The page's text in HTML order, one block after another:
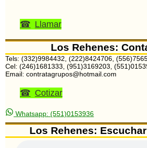
Llamar
Los Rehenes:
Tels: (332)9984432, (222)8424706,
Cel: (246)1681333, (951)3169203,
Email: contratagrupos@hotmail.com
Cotizar
Whatsapp: (551)0153936
Los Rehenes: